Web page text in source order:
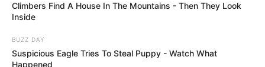
Climbers Find A House In The Mountains - Then They Look
Inside
BUZZ DAY
Suspicious Eagle Tries To Steal Puppy - Watch What
Happened